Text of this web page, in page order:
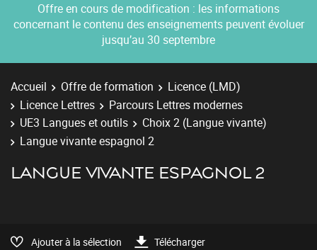
Offre en cours de modification : les informations
concernant le contenu des enseignements peuvent évoluer
jusqu’au 30 septembre
Accueil Offre de formation
Licence (LMD)
Licence Lettres
Parcours Lettres modernes
UE3 Langues et outils
Choix 2 (Langue vivante)
Langue vivante espagnol 2
LANGUE VIVANTE ESPAGNOL 2
Ajouter à la sélection Télécharger